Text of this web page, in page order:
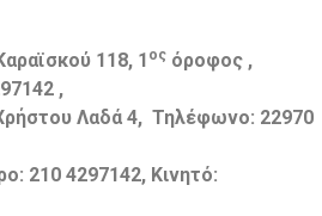
118, 1 ος όροφος ,
,
Λαδά 4, Τηλέφωνο: 22970
210 4297142, Κινητό: